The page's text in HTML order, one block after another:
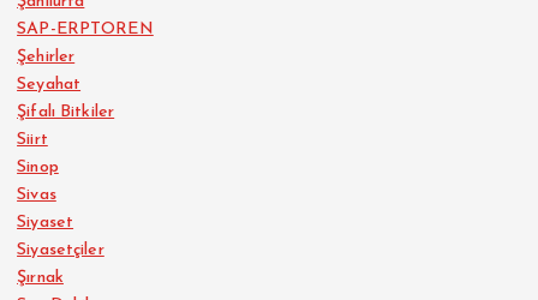
SAP-ERPTOREN
Şehirler
Seyahat
Şifalı Bitkiler
Siirt
Sinop
Sivas
Siyaset
Siyasetçiler
Şırnak